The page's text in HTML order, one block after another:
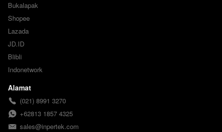
Bukalapak
Shopee
Lazada
JD.ID
Blibli
Indonetwork
Alamat
(021) 8991 3270
+62813 1857 4325
sales@inpertek.com